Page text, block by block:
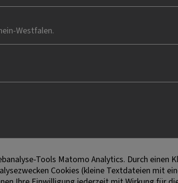
Westfalen.
Tools Matomo Analytics. Durch einen
Cookies (kleine Textdateien mit